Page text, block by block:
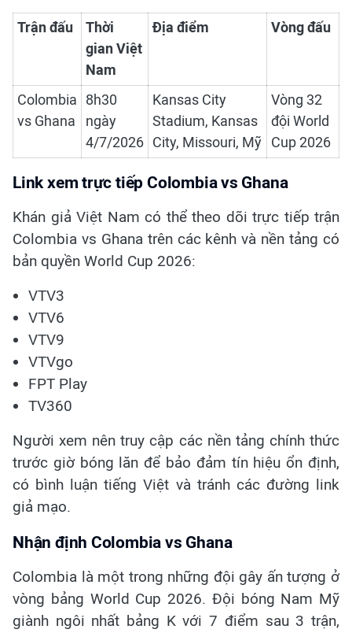
Trận đấu
Thời
gian Việt
Nam
Địa điểm Vòng đấu
Colombia
vs Ghana
8h30
ngày
4/7/2026
Kansas City
Stadium, Kansas
City, Missouri, Mỹ
Vòng 32
đội World
Cup 2026
Link xem trực tiếp Colombia vs Ghana
Khán giả Việt Nam có thể theo dõi trực tiếp trận
Colombia vs Ghana trên các kênh và nền tảng có
bản quyền World Cup 2026:
VTV3
VTV6
VTV9
VTVgo
FPT Play
TV360
Người xem nên truy cập các nền tảng chính thức
trước giờ bóng lăn để bảo đảm tín hiệu ổn định,
có bình luận tiếng Việt và tránh các đường link
giả mạo.
Nhận định Colombia vs Ghana
Colombia là một trong những đội gây ấn tượng ở
vòng bảng World Cup 2026. Đội bóng Nam Mỹ
giành ngôi nhất bảng K với 7 điểm sau 3 trận,